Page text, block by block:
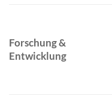
Forschung &
Entwicklung